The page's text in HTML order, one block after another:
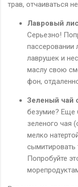
трав, отчаиваться
Лавровый
Серьезно!
пассеровании
лаврушек и
маслу свою
фон,
Зеленый чай
безумие? Еще
зеленого чая
мелко
сымитировать
Попробуйте